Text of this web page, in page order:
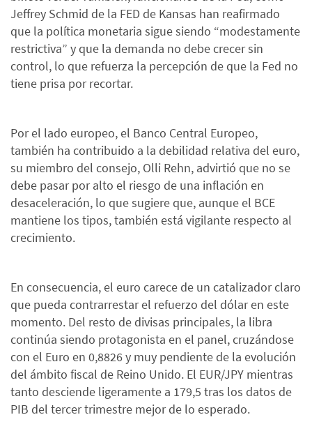
Jeffrey Schmid de la FED de Kansas han reafirmado
que la política monetaria sigue siendo “modestamente
restrictiva” y que la demanda no debe crecer sin
control, lo que refuerza la percepción de que la Fed no
tiene prisa por recortar.
Por el lado europeo, el Banco Central Europeo,
también ha contribuido a la debilidad relativa del euro,
su miembro del consejo, Olli Rehn, advirtió que no se
debe pasar por alto el riesgo de una inflación en
desaceleración, lo que sugiere que, aunque el BCE
mantiene los tipos, también está vigilante respecto al
crecimiento.
En consecuencia, el euro carece de un catalizador claro
que pueda contrarrestar el refuerzo del dólar en este
momento. Del resto de divisas principales, la libra
continúa siendo protagonista en el panel, cruzándose
con el Euro en 0,8826 y muy pendiente de la evolución
del ámbito fiscal de Reino Unido. El EUR/JPY mientras
tanto desciende ligeramente a 179,5 tras los datos de
PIB del tercer trimestre mejor de lo esperado.